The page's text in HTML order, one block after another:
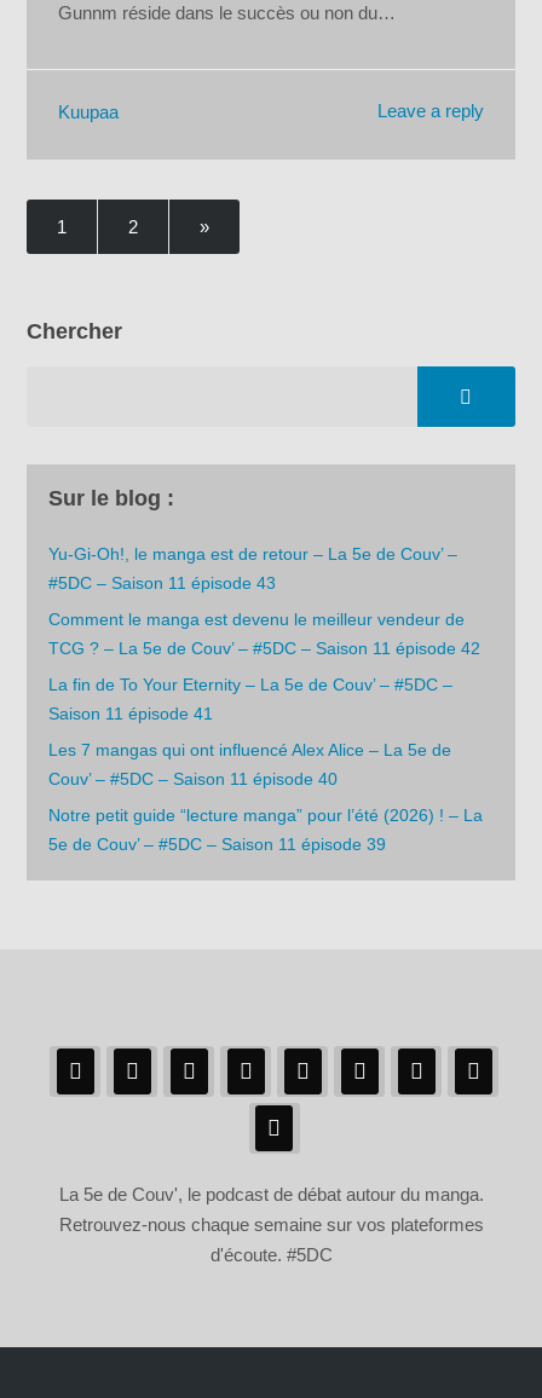
Gunnm réside dans le succès ou non du…
Leave a reply
Kuupaa
1 2 »
Chercher
Sur le blog :
Yu-Gi-Oh!, le manga est de retour – La 5e de Couv’ –
#5DC – Saison 11 épisode 43
Comment le manga est devenu le meilleur vendeur de
TCG ? – La 5e de Couv’ – #5DC – Saison 11 épisode 42
La fin de To Your Eternity – La 5e de Couv’ – #5DC –
Saison 11 épisode 41
Les 7 mangas qui ont influencé Alex Alice – La 5e de
Couv’ – #5DC – Saison 11 épisode 40
Notre petit guide “lecture manga” pour l’été (2026) ! – La
5e de Couv’ – #5DC – Saison 11 épisode 39
La 5e de Couv', le podcast de débat autour du manga.
Retrouvez-nous chaque semaine sur vos plateformes
d'écoute. #5DC